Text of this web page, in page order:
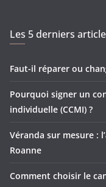
Les 5 derniers
Faut-il réparer ou
Pourquoi signer un
individuelle (CCMI) ?
Véranda sur mesure :
Roanne
Comment choisir le